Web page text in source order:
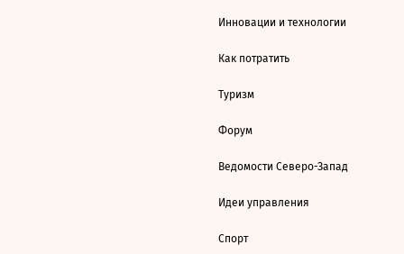
Инновации и технологии
Как потратить
Туризм
Форум
Ведомости Северо-Запад
Идеи управления
Спорт